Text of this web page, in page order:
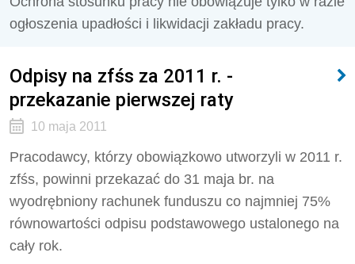
ogłoszenia upadłości i likwidacji zakładu pracy.
Odpisy na zfśs za 2011 r. -
przekazanie pierwszej raty
10 maja 2011
Pracodawcy, którzy obowiązkowo utworzyli w 2011 r.
zfśs, powinni przekazać do 31 maja br. na
wyodrębniony rachunek funduszu co najmniej 75%
równowartości odpisu podstawowego ustalonego na
cały rok.